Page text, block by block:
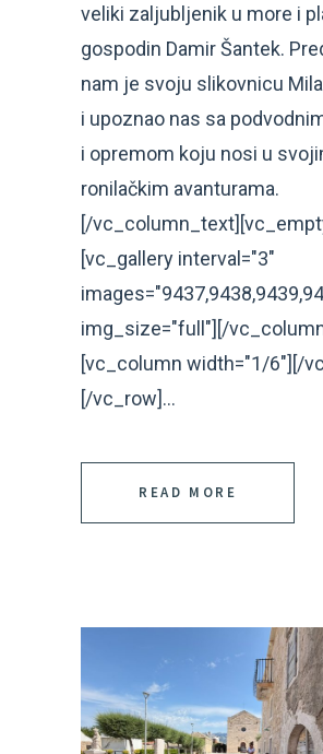
veliki zaljubljenik u more i
gospodin Damir Šantek.
nam je svoju slikovnicu
i upoznao nas sa
i opremom koju nosi u
ronilačkim avanturama.
[/
[vc_gallery interval="3"
img_size="full"][/
[vc_column width="1/6"][/
[/vc_row]...
READ MORE